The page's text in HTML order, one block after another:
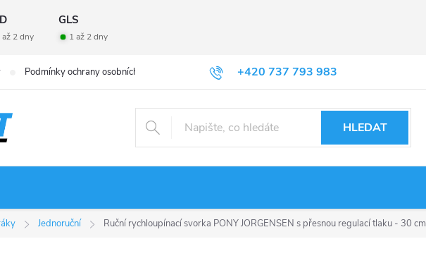
GLS
až 2 dny 1 až 2 dny
+420 737 793 983
Podmínky ochrany osobních údajů
HLEDAT
Jednoruční Ruční rychloupínací svorka PONY JORGENSEN s přesnou regulací tlaku - 30 cm